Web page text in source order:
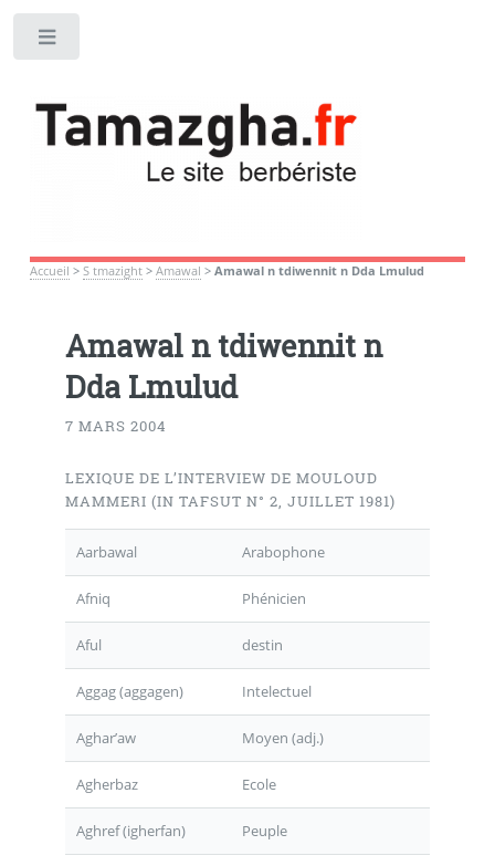
Accueil > S tmazight> Amawal > Amawal n tdiwennit n Dda Lmulud
Amawal n tdiwennit n
Dda Lmulud
7 MARS 2004
LEXIQUE DE L’INTERVIEW DE MOULOUD
MAMMERI (IN TAFSUT N° 2, JUILLET 1981)
Aarbawal Arabophone
Afniq Phénicien
Aful destin
Aggag (aggagen) Intelectuel
Aghar’aw Moyen (adj.)
Agherbaz Ecole
Aghref (igherfan) Peuple